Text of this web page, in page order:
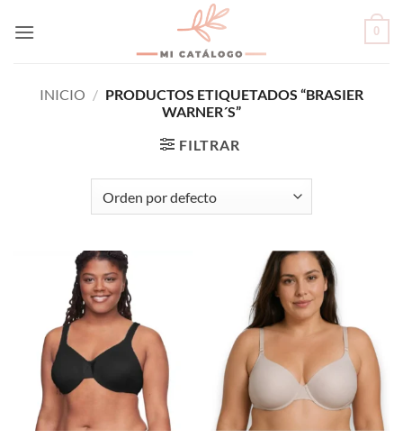
0
INICIO / PRODUCTOS ETIQUETADOS “BRASIER
WARNER´S”
FILTRAR